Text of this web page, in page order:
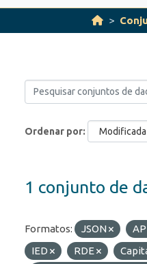
Ordenar por
1 conjunto de
Formatos: JSON
IED
RDE